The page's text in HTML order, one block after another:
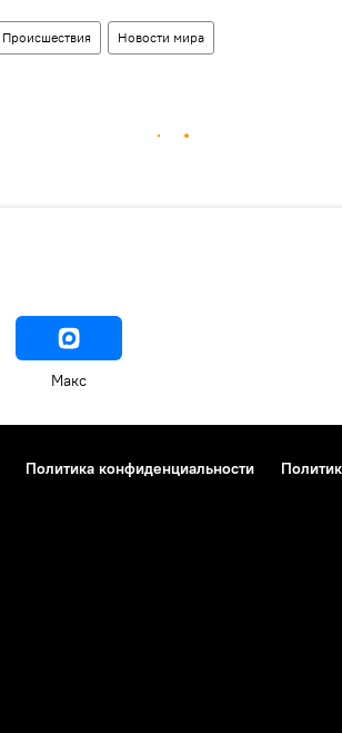
Происшествия Новости мира
Макс
Политика конфиденциальности